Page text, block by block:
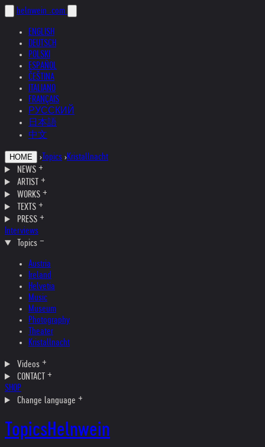
helnwein .com
ENGLISH
DEUTSCH
POLSKI
ESPAÑOL
ČEŠTINA
ITALIANO
FRANÇAIS
РУССКИЙ
日本語
中文
HOME › Topics ›Kristallnacht
NEWS
ARTIST
WORKS
TEXTS
PRESS
Interviews
Topics
Austria
Ireland
Helvetia
Music
Museum
Photography
Theater
Kristallnacht
Videos
CONTACT
SHOP
Change language
TopicsHelnwein